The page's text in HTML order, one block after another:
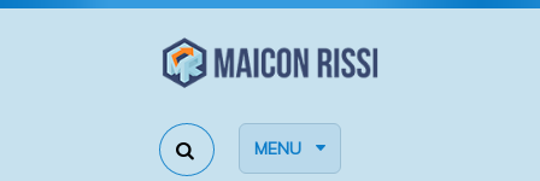
MENU